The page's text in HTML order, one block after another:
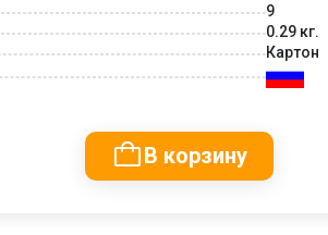
9
0.29 кг.
Картон
В корзину